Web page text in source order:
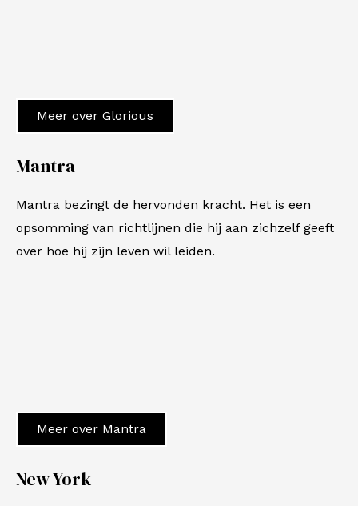
Meer over Glorious
Mantra
Mantra bezingt de hervonden kracht. Het is een
opsomming van richtlijnen die hij aan zichzelf geeft
over hoe hij zijn leven wil leiden.
Meer over Mantra
New York